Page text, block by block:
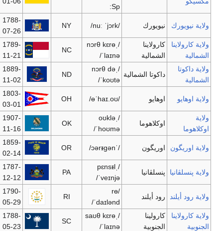
NY
07-26
19,297,729
Albany نيويورك
NC
1789-
11-21
9,061,032
Raleigh
Charlotte
ND
11-02
639,715
Bismarck
Fargo
OH
03-01
11,466,917
Columbus
Columbus
[8]
OK
11-16
3,617,316 اوكلاهوما سيتي
OR
1859-
02-14
3,747,455 سالم پورتلاند
PA
12-12
12,432,792 هاريسبرگ فيلادلفيا
RI
1790-
05-29
Providence
Providence
SC
1788-
05-23
4,407,709 كولومبيا كولومبيا